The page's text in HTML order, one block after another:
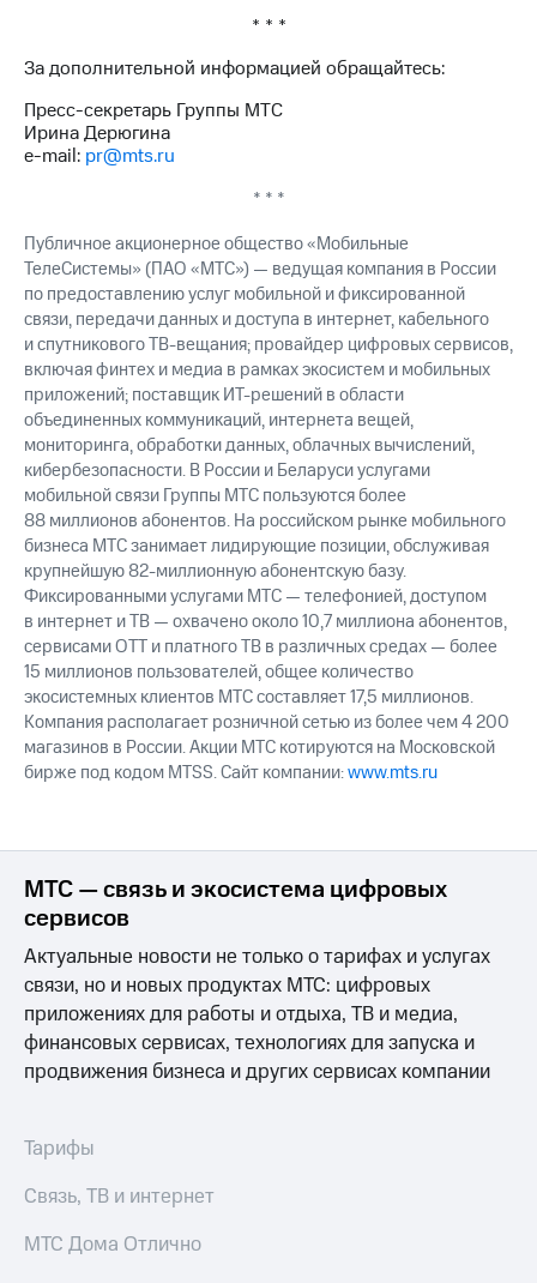
Контакты
развитие
деловая этика
На главную
* * *
За дополнительной информацией обращайтесь:
Пресс-секретарь Группы МТС
Ирина Дерюгина
e-mail: pr@mts.ru
* * *
Публичное акционерное общество «Мобильные
ТелеСистемы» (ПАО «МТС») — ведущая компания в России
по предоставлению услуг мобильной и фиксированной
связи, передачи данных и доступа в интернет, кабельного
и спутникового ТВ-вещания; провайдер цифровых сервисов,
включая финтех и медиа в рамках экосистем и мобильных
приложений; поставщик ИТ-решений в области
объединенных коммуникаций, интернета вещей,
мониторинга, обработки данных, облачных вычислений,
кибербезопасности. В России и Беларуси услугами
мобильной связи Группы МТС пользуются более
88 миллионов абонентов. На российском рынке мобильного
бизнеса МТС занимает лидирующие позиции, обслуживая
крупнейшую 82-миллионную абонентскую базу.
Фиксированными услугами МТС — телефонией, доступом
в интернет и ТВ — охвачено около 10,7 миллиона абонентов,
сервисами OTT и платного ТВ в различных средах — более
15 миллионов пользователей, общее количество
экосистемных клиентов МТС составляет 17,5 миллионов.
Компания располагает розничной сетью из более чем 4 200
магазинов в России. Акции МТС котируются на Московской
бирже под кодом MTSS. Сайт компании:www.mts.ru
МТС — связь и экосистема цифровых
сервисов
Актуальные новости не только о тарифах и услугах
связи, но и новых продуктах МТС: цифровых
приложениях для работы и отдыха, ТВ и медиа,
финансовых сервисах, технологиях для запуска и
продвижения бизнеса и других сервисах компании
Тарифы
Связь, ТВ и интернет
МТС Дома Отлично